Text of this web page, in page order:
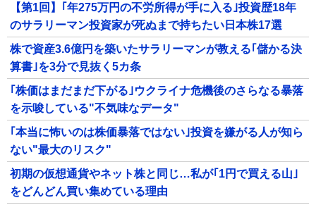
【第1回】｢年275万円の不労所得が手に入る｣投資歴18年
のサラリーマン投資家が死ぬまで持ちたい日本株17選
株で資産3.6億円を築いたサラリーマンが教える｢儲かる決
算書｣を3分で見抜く5カ条
｢株価はまだまだ下がる｣ウクライナ危機後のさらなる暴落
を示唆している"不気味なデータ"
｢本当に怖いのは株価暴落ではない｣投資を嫌がる人が知ら
ない"最大のリスク"
初期の仮想通貨やネット株と同じ…私が｢1円で買える山｣
をどんどん買い集めている理由